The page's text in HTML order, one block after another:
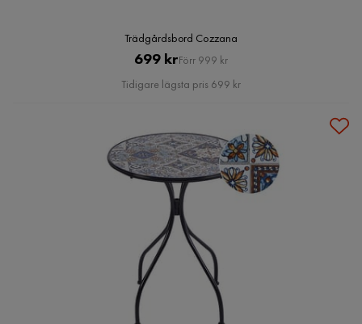
Trädgårdsbord Cozzana
Pris
699 krOriginal
Pris
Förr 999 kr
Tidigare lägsta pris 699 kr